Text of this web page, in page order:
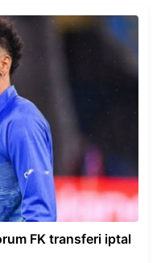
FK transferi iptal